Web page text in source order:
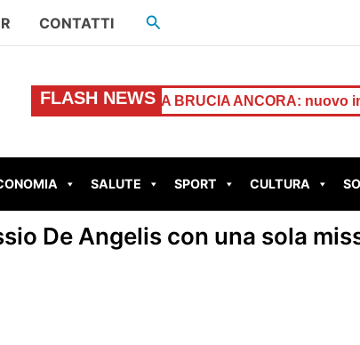
CONTATTI Cerca
FLASH NEWS
GUIDONIA BRUCIA ANCORA: nuovo incendio in
SALUTE SPORT CULTURA
De Angelis con una sola